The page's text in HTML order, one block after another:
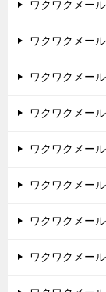
ワクワクメー
ワクワクメー
ワクワクメー
ワクワクメー
ワクワクメー
ワクワクメー
ワクワクメー
ワクワクメー